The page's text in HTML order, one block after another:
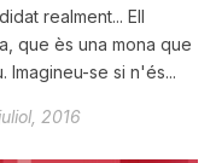
realment... Ell
que ès una mona que
Imagineu-se si n'és...
2016